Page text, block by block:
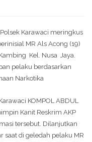
Karawaci meringkus
MR Als Acong (19)
Kel. Nusa Jaya.
pelaku berdasarkan
Narkotika
KOMPOL ABDUL
Kanit Reskrim AKP
tersebut. Dilanjutkan
saat di geledah pelaku MR